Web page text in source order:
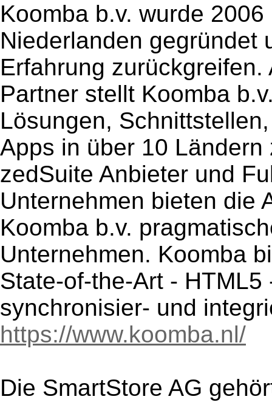
Koomba b.v. wurde
Niederlanden gegründet
Erfahrung
Partner stellt Koomba
Lösungen,
Apps in über 10
zedSuite Anbieter und
Unternehmen bieten die
Koomba b.v.
Unternehmen. Koomba
State-of-the-Art -
synchronisier- und
https://www.koomba.nl/
Die SmartStore AG